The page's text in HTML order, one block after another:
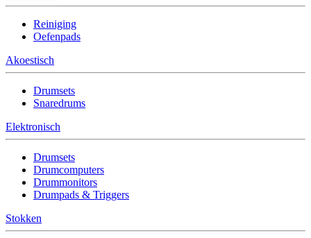
Reiniging
Oefenpads
Akoestisch
Drumsets
Snaredrums
Elektronisch
Drumsets
Drumcomputers
Drummonitors
Drumpads & Triggers
Stokken